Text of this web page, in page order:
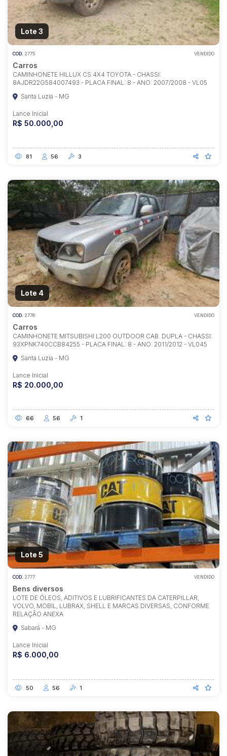
Lote 3
COD. 2775 VENDIDO
Carros
CAMINHONETE HILLUX CS 4X4 TOYOTA - CHASSI:
8AJDR22G584007493 - PLACA FINAL: 8 - ANO: 2007/2008 - VL05
Santa Luzia - MG
Lance Inicial
R$ 50.000,00
81 56 3
Lote 4
COD. 2776 VENDIDO
Carros
CAMINHONETE MITSUBISHI L200 OUTDOOR CAB. DUPLA - CHASSI:
93XPNK740CCB84255 - PLACA FINAL: 8 - ANO: 2011/2012 - VL045
Santa Luzia - MG
Lance Inicial
R$ 20.000,00
66 56 1
Lote 5
COD. 2777 VENDIDO
Bens diversos
LOTE DE ÓLEOS, ADITIVOS E LUBRIFICANTES DA CATERPILLAR,
VOLVO, MOBIL, LUBRAX, SHELL E MARCAS DIVERSAS, CONFORME
RELAÇÃO ANEXA
Sabará - MG
Lance Inicial
R$ 6.000,00
50 56 1